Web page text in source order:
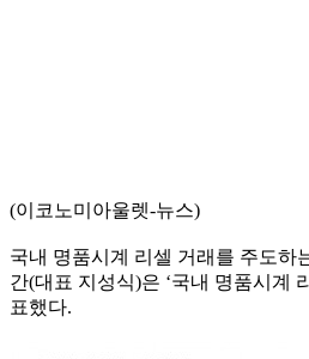
(이코노미아울렛-뉴스)
국내 명품시계 리셀 거래를 주도하
간(대표 지성식)은 ‘국내 명품시계
표했다.